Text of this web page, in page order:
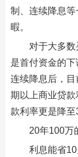
制、连续降息等
暇。
对于大多
是首付资金的
连续降息后，
期以上商业贷
款利率更是降至
20年100万
利息能省